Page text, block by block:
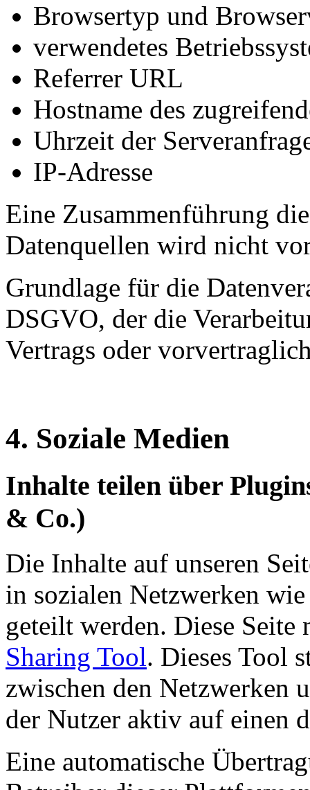
Browsertyp und
verwendetes
Referrer URL
Hostname des
Uhrzeit der
IP-Adresse
Eine Zusammenführung
Datenquellen wird nicht
Grundlage für die
DSGVO, der die
Vertrags oder
4. Soziale Medien
Inhalte teilen über
& Co.)
Die Inhalte auf unseren
in sozialen Netzwerken
geteilt werden. Diese
Sharing Tool. Dieses Tool
zwischen den Netzwerken
der Nutzer aktiv auf einen
Eine automatische